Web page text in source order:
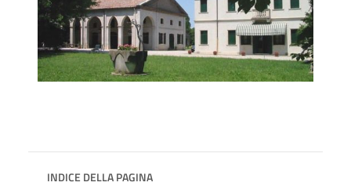
INDICE DELLA PAGINA